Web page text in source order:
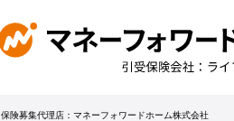
保険募集代理店：マネーフォワードホーム株式会社